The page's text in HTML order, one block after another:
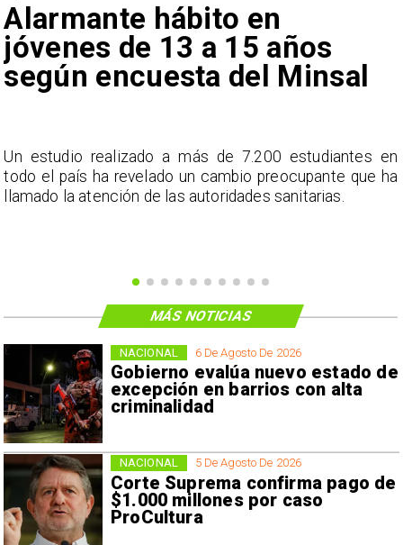
Aprueban creación del
Parque Sebastián Piñera
con inversión de $4 mil
El megaproyecto se ubicará en un terreno fiscal de
42.841 metros cuadrados.
6 De Agosto De 2026
Gobierno evalúa nuevo estado de
excepción en barrios con alta
criminalidad
NACIONAL
5 De Agosto De 2026
Corte Suprema confirma pago de
$1.000 millones por caso
ProCultura
NACIONAL
MÁS NOTICIAS